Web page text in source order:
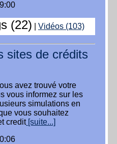
(22) Vidéos (103)
sites de crédits
avez trouvé votre
vous informez sur les
simulations en
vous souhaitez
credit[suite...]